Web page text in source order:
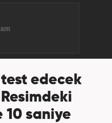
edecek
10 saniye